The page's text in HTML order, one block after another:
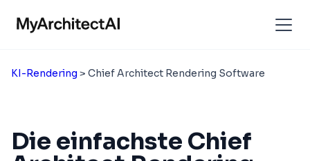
KI-Rendering > Chief Architect Rendering Software
Die einfachste Chief